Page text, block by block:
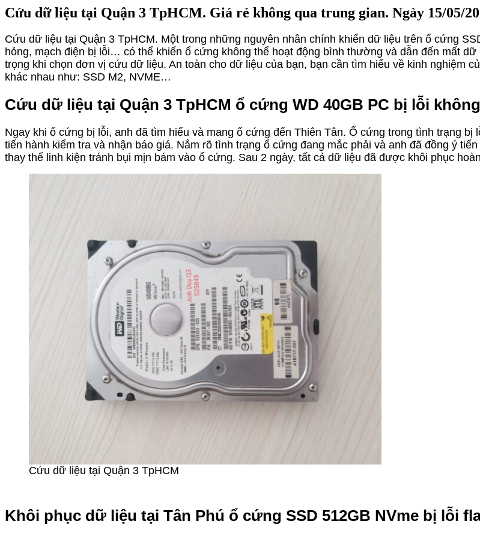
Cứu dữ liệu tại Quận 3 TpHCM. Giá rẻ không qua trung gian. Ngày 15/05/
Cứu dữ liệu tại Quận 3 TpHCM. Một trong những nguyên nhân chính khiến dữ liệu trên ổ cứng
hỏng, mạch điện bị lỗi… có thể khiến ổ cứng không thể hoạt động bình thường và dẫn đến mất
trọng khi chọn đơn vị cứu dữ liệu. An toàn cho dữ liệu của bạn, bạn cần tìm hiểu về kinh nghiệm
khác nhau như: SSD M2, NVME…
Cứu dữ liệu tại Quận 3 TpHCM ổ cứng WD 40GB PC bị lỗi
Ngay khi ổ cứng bị lỗi, anh đã tìm hiểu và mang ổ cứng đến Thiên Tân. Ổ cứng trong tình trạng
tiến hành kiểm tra và nhận báo giá. Nắm rõ tình trạng ổ cứng đang mắc phải và anh đã đồng ý
thay thế linh kiện tránh bụi mịn bám vào ổ cứng. Sau 2 ngày, tất cả dữ liệu đã được khôi phục
Cứu dữ liệu tại Quận 3 TpHCM
Khôi phục dữ liệu tại Tân Phú ổ cứng SSD 512GB NVme bị lỗi